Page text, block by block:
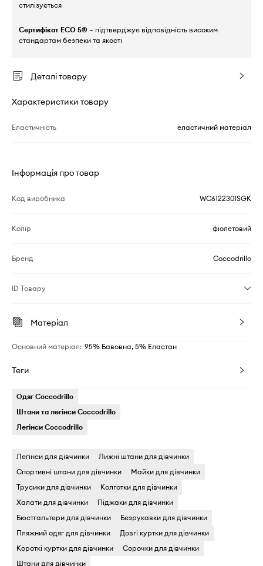
стилізується
Сертифікат ECO 5® – підтверджує відповідність високим
стандартам безпеки та якості
Деталі товару
Характеристики товару
Еластичність еластичний матеріал
Інформація про товар
Код виробника WC6122301SGK
Колір фіолетовий
Бренд Coccodrillo
ID Товару
Матеріал
Основний матеріал: 95% Бавовна, 5% Еластан
Теги
Одяг Coccodrillo
Штани та легінси Coccodrillo
Легінси Coccodrillo
Легінси для дівчинки
Лижні штани для дівчинки
Спортивні штани для дівчинки
Майки для дівчинки
Трусики для дівчинки
Колготки для дівчинки
Халати для дівчинки
Піджаки для дівчинки
Бюстгальтери для дівчинки
Безрукавки для дівчинки
Пляжний одяг для дівчинки
Довгі куртки для дівчинки
Короткі куртки для дівчинки
Сорочки для дівчинки
Штани для дівчинки